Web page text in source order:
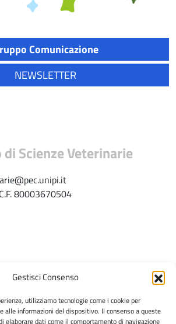
Gestisci Consenso
utilizziamo tecnologie come i cookie per
alle informazioni del dispositivo. Il consenso a queste
elaborare dati come il comportamento di navigazione
Comunicazione
NEWSLETTER
Scienze Veterinarie
80003670504